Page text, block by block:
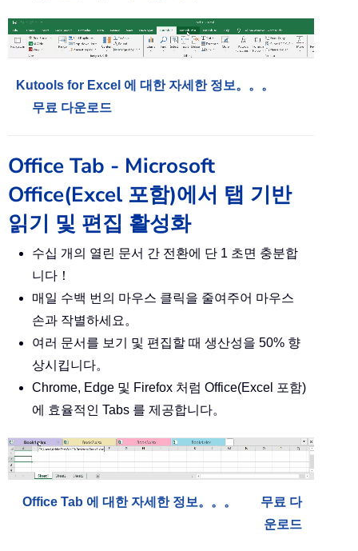
Kutools for Excel 에 대한 자세한 정보。。。
무료 다운로드
Office Tab - Microsoft
Office(Excel 포함)에서 탭 기반
읽기 및 편집 활성화
수십 개의 열린 문서 간 전환에 단 1 초면 충분합
니다！
매일 수백 번의 마우스 클릭을 줄여주어 마우스
손과 작별하세요。
여러 문서를 보기 및 편집할 때 생산성을 50% 향
상시킵니다。
Chrome, Edge 및 Firefox 처럼 Office(Excel 포함)
에 효율적인 Tabs 를 제공합니다。
Office Tab 에 대한 자세한 정보。。。
무료 다
운로드